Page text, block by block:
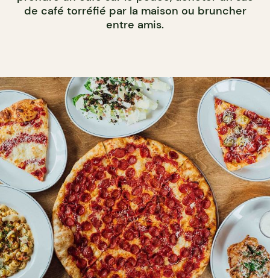
de café torréfié par la maison ou bruncher
entre amis.